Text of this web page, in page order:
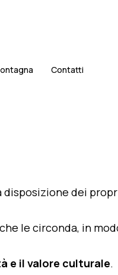
Contatti
disposizione dei
le circonda, in
e il valore culturale.